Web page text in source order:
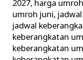
2027, harga
umroh juni,
jadwal
keberangkatan
keberangkatan